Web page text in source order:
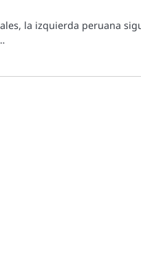
la izquierda peruana